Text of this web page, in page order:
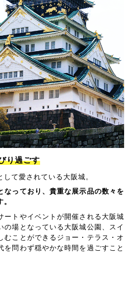
り過ごす
て愛されている大阪城。
なっており、貴重な展示品の数々を
ートやイベントが開催される大阪城
の場となっている大阪城公園、スイ
むことができるジョー・テラス・オ
を問わず穏やかな時間を過ごすこと